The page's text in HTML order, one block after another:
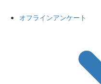
オフラインアンケート